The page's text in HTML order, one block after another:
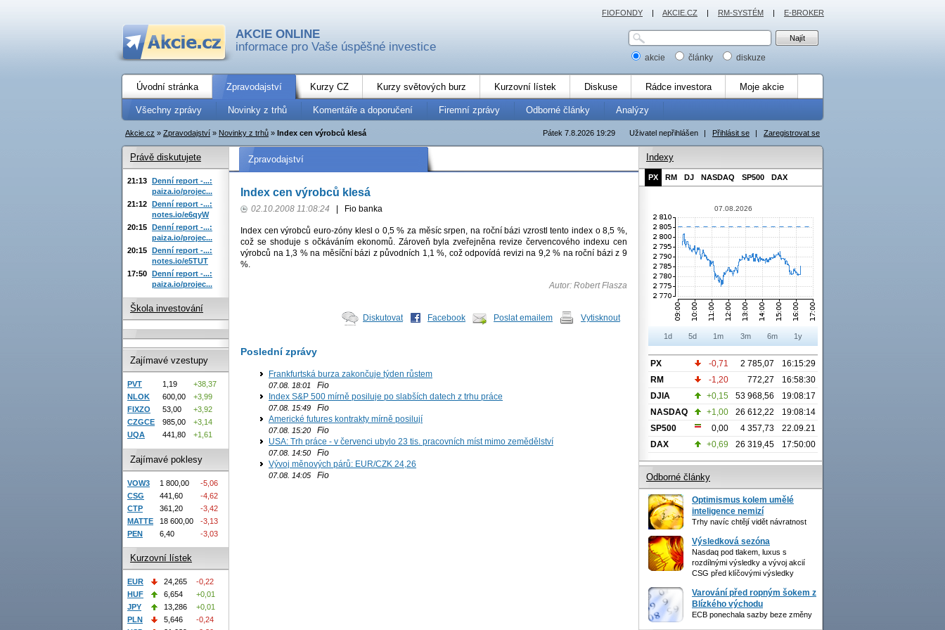
AKCIE ONLINE
informace pro Vaše úspěšné investice
akcie články diskuze
Úvodní stránka Zpravodajství Kurzy CZ Kurzy světových burz Kurzovní lístek Diskuse Rádce investora Moje akcie
Všechny zprávy Novinky z trhů Komentáře a doporučení Firemní zprávy Odborné články Analýzy
Uživatel nepřihlášen | Přihlásit se | Zaregistrovat se
Pátek 7.8.2026 19:29
Akcie.cz » Zpravodajství » Novinky z trhů » Index cen výrobců klesá
Zpravodajství
Index cen výrobců klesá
02.10.2008 11:08:24 Fio banka
Index cen výrobců euro-zóny klesl o 0,5 % za měsíc srpen, na roční bázi vzrostl tento index o 8,5 %,
což se shoduje s očkáváním ekonomů. Zároveň byla zveřejněna revize červencového indexu cen
výrobců na 1,3 % na měsíční bázi z původních 1,1 %, což odpovídá revizi na 9,2 % na roční bázi z 9
%.
Autor: Robert Flasza
Diskutovat Facebook Poslat emailem Vytisknout
Poslední zprávy
Frankfurtská burza zakončuje týden růstem
07.08. 18:01
Fio
Index S&P 500 mírně posiluje po slabších datech z trhu práce
07.08. 15:49 Fio
Americké futures kontrakty mírně posilují
07.08. 15:20 Fio
USA: Trh práce - v červenci ubylo 23 tis. pracovních míst mimo zemědělství
07.08. 14:50 Fio
Vývoj měnových párů: EUR/CZK 24,26
07.08. 14:05 Fio
Právě diskutujete
21:13 Denní report -...:
paiza.io/projec...
21:12 Denní report -...:
notes.io/e6qyW
20:15 Denní report -...:
paiza.io/projec...
20:15 Denní report -...:
notes.io/e5TUT
17:50 Denní report -...:
paiza.io/projec...
Škola investování
Zajímavé vzestupy
PVT 1,19
+38,37
NLOK
600,00
+3,99
FIXZO
53,00
+3,92
CZGCE
985,00
+3,14
UQA
441,80 +1,61
Zajímavé poklesy
VOW3 1 800,00
-5,06
CSG
441,60
-4,62
CTP
361,20
-3,42
MATTE
18 600,00
-3,13
PEN
6,40 -3,03
Kurzovní lístek
EUR 24,265
-0,22
HUF
6,654
+0,01
JPY
13,286
+0,01
PLN
5,646
-0,24
Indexy
PX RM DJ NASDAQ SP500 DAX
07.08.2026
1d 5d 1m 3m 6m 1y
PX -0,71 2 785,07
16:15:29
RM
-1,20 772,27
16:58:30
DJIA
+0,15 53 968,56
19:08:17
NASDAQ
+1,00 26 612,22
19:08:14
SP500
0,00 4 357,73
22.09.21
DAX
+0,69 26 319,45 17:50:00
Odborné články
Optimismus kolem umělé
inteligence nemizí
Trhy navíc chtějí vidět návratnost
Výsledková sezóna
Nasdaq pod tlakem, luxus s
rozdílnými výsledky a vývoj akcií
CSG před klíčovými výsledky
Varování před ropným šokem z
Blízkého východu
ECB ponechala sazby beze změny
FIOFONDY | AKCIE.CZ | RM-SYSTÉM | E-BROKER